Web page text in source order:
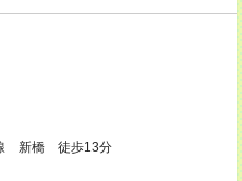
新橋 徒歩13分